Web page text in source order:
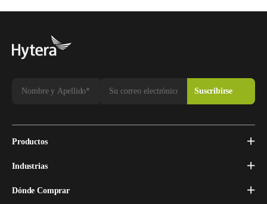
Productos
Industrias
Dónde Comprar